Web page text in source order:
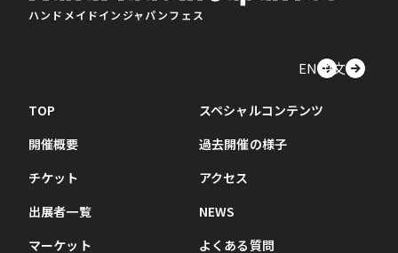
ハンドメイドインジャパンフェス
EN中文
TOP
開催概要
チケット
出展者一覧
マーケット
スペシャルコンテンツ
過去開催の様子
アクセス
NEWS
よくある質問